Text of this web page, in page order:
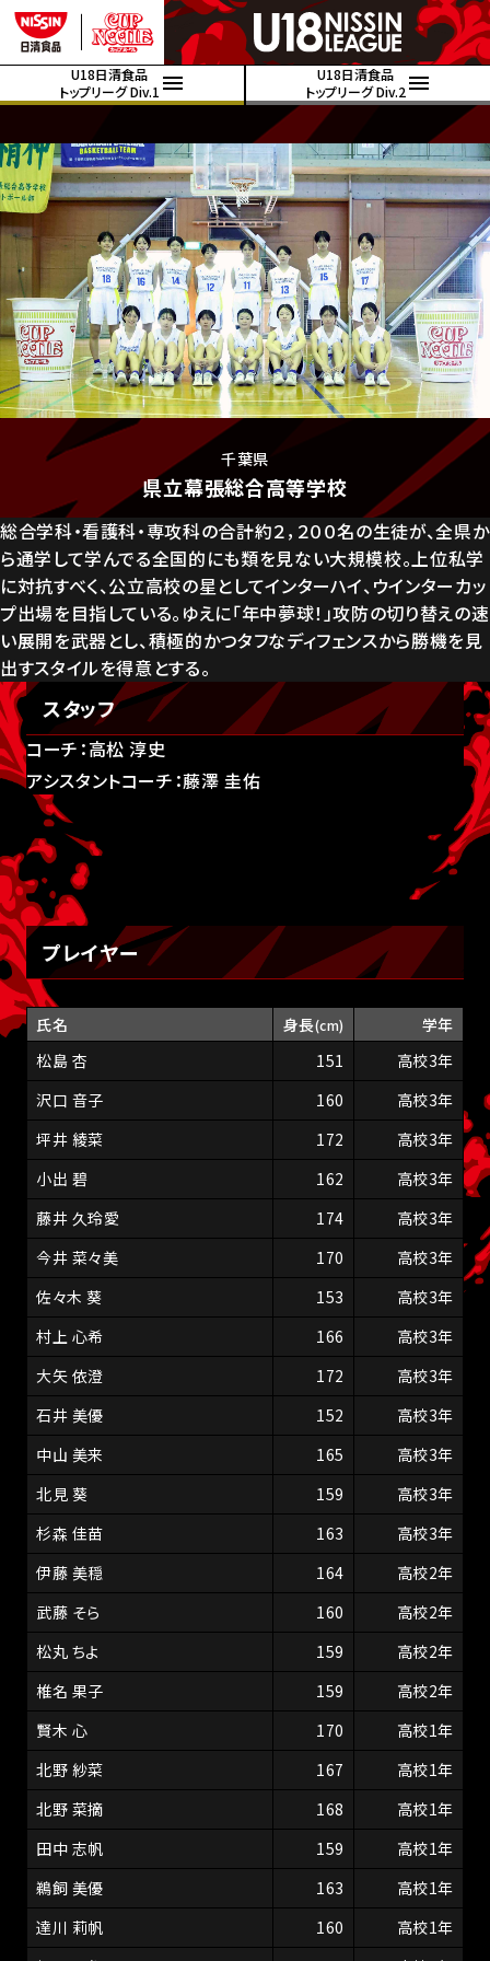
U18日清食品
トップリーグ Div.1
U18日清食品
トップリーグ Div.2
千葉県
県立幕張総合高等学校
総合学科・看護科・専攻科の合計約２，２００名の生徒が、全県か
ら通学して学んでる全国的にも類を見ない大規模校。上位私学
に対抗すべく、公立高校の星としてインターハイ、ウインターカッ
プ出場を目指している。ゆえに「年中夢球！」攻防の切り替えの速
い展開を武器とし、積極的かつタフなディフェンスから勝機を見
出すスタイルを得意とする。
スタッフ
コーチ：高松 淳史
アシスタントコーチ：藤澤 圭佑
プレイヤー
氏名 身長(cm)
学年
松島 杏
151
高校3年
沢口 音子
160
高校3年
坪井 綾菜
172
高校3年
小出 碧
162
高校3年
藤井 久玲愛
174
高校3年
今井 菜々美
170
高校3年
佐々木 葵
153
高校3年
村上 心希
166
高校3年
大矢 依澄
172
高校3年
石井 美優
152
高校3年
中山 美来
165
高校3年
北見 葵
159
高校3年
杉森 佳苗
163
高校3年
伊藤 美穏
164
高校2年
武藤 そら
160
高校2年
松丸 ちよ
159
高校2年
椎名 果子
159
高校2年
賢木 心
170
高校1年
北野 紗菜
167
高校1年
北野 菜摘
168
高校1年
田中 志帆
159
高校1年
鵜飼 美優
163
高校1年
達川 莉帆
160
高校1年